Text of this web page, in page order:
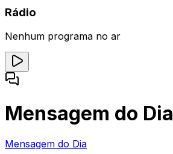
Rádio
Nenhum programa no ar
Mensagem do Dia
Mensagem do Dia